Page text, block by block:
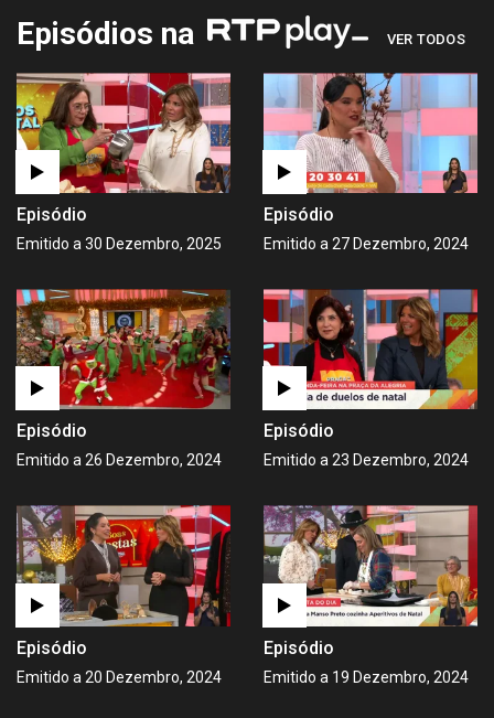
Episódios na VER TODOS
Episódio
Emitido a 30 Dezembro, 2025
Episódio
Emitido a 27 Dezembro, 2024
Episódio
Emitido a 26 Dezembro, 2024
Episódio
Emitido a 23 Dezembro, 2024
Episódio
Emitido a 20 Dezembro, 2024
Episódio
Emitido a 19 Dezembro, 2024